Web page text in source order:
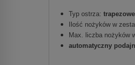
Typ ostrza: trapezowe
Ilość nożyków w
Max. liczba nożyków
automatyczny